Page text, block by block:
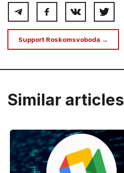
Support Roskomsvoboda →
Similar articles